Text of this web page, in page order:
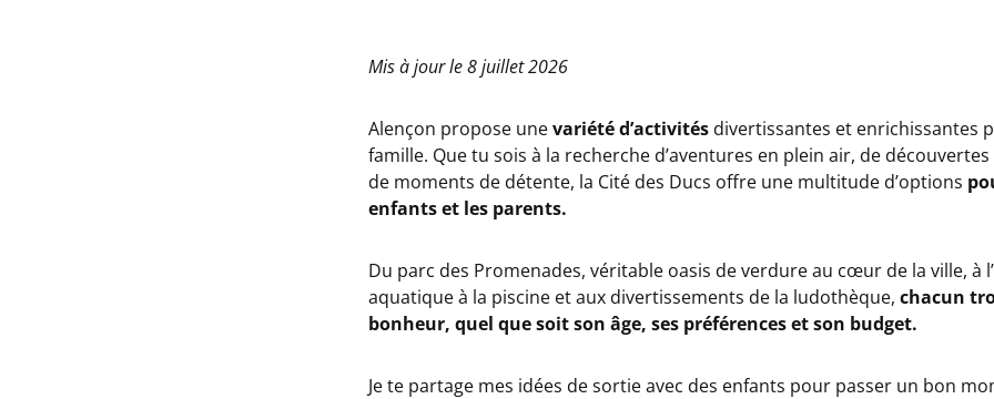
Mis à jour le 8 juillet 2026
Alençon propose unevariété d’activités divertissantes et enrichissantes
famille. Que tu sois à la recherche d’aventures en plein air, de
de moments de détente, la Cité des Ducs offre une multitude d’options
enfants et les parents.
Du parc des Promenades, véritable oasis de verdure au cœur de la ville, à
aquatique à la piscine et aux divertissements de la ludothèque, chacun
bonheur, quel que soit son âge, ses préférences et son budget.
Je te partage mes idées de sortie avec des enfants pour passer un bon